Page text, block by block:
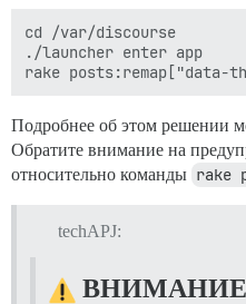
cd /var/discourse
./launcher enter app
Подробнее об этом решении
Обратите внимание на
относительно команды rake
techAPJ:
ВНИМАНИЕ